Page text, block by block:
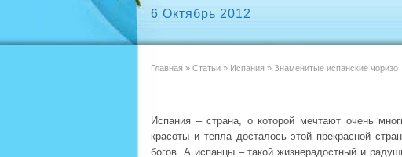
6 Октябрь 2012
Главная » Статьи » Испания » Знаменитые испанские чоризо
Испания – страна, о которой мечтают очень
красоты и тепла досталось этой прекрасной
богов. А испанцы – такой жизнерадостный и